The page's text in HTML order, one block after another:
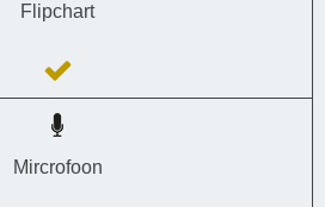
Flipchart
Mircrofoon